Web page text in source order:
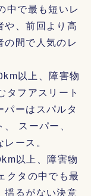
で最も短いレ
や、前回より高
間で人気のレ
以上、障害物
フアスリート
ーはスパルタ
スーパー、
ース。
以上、障害物
タの中でも最
揺るがない決意